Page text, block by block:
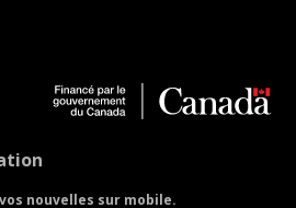
nouvelles sur mobile.